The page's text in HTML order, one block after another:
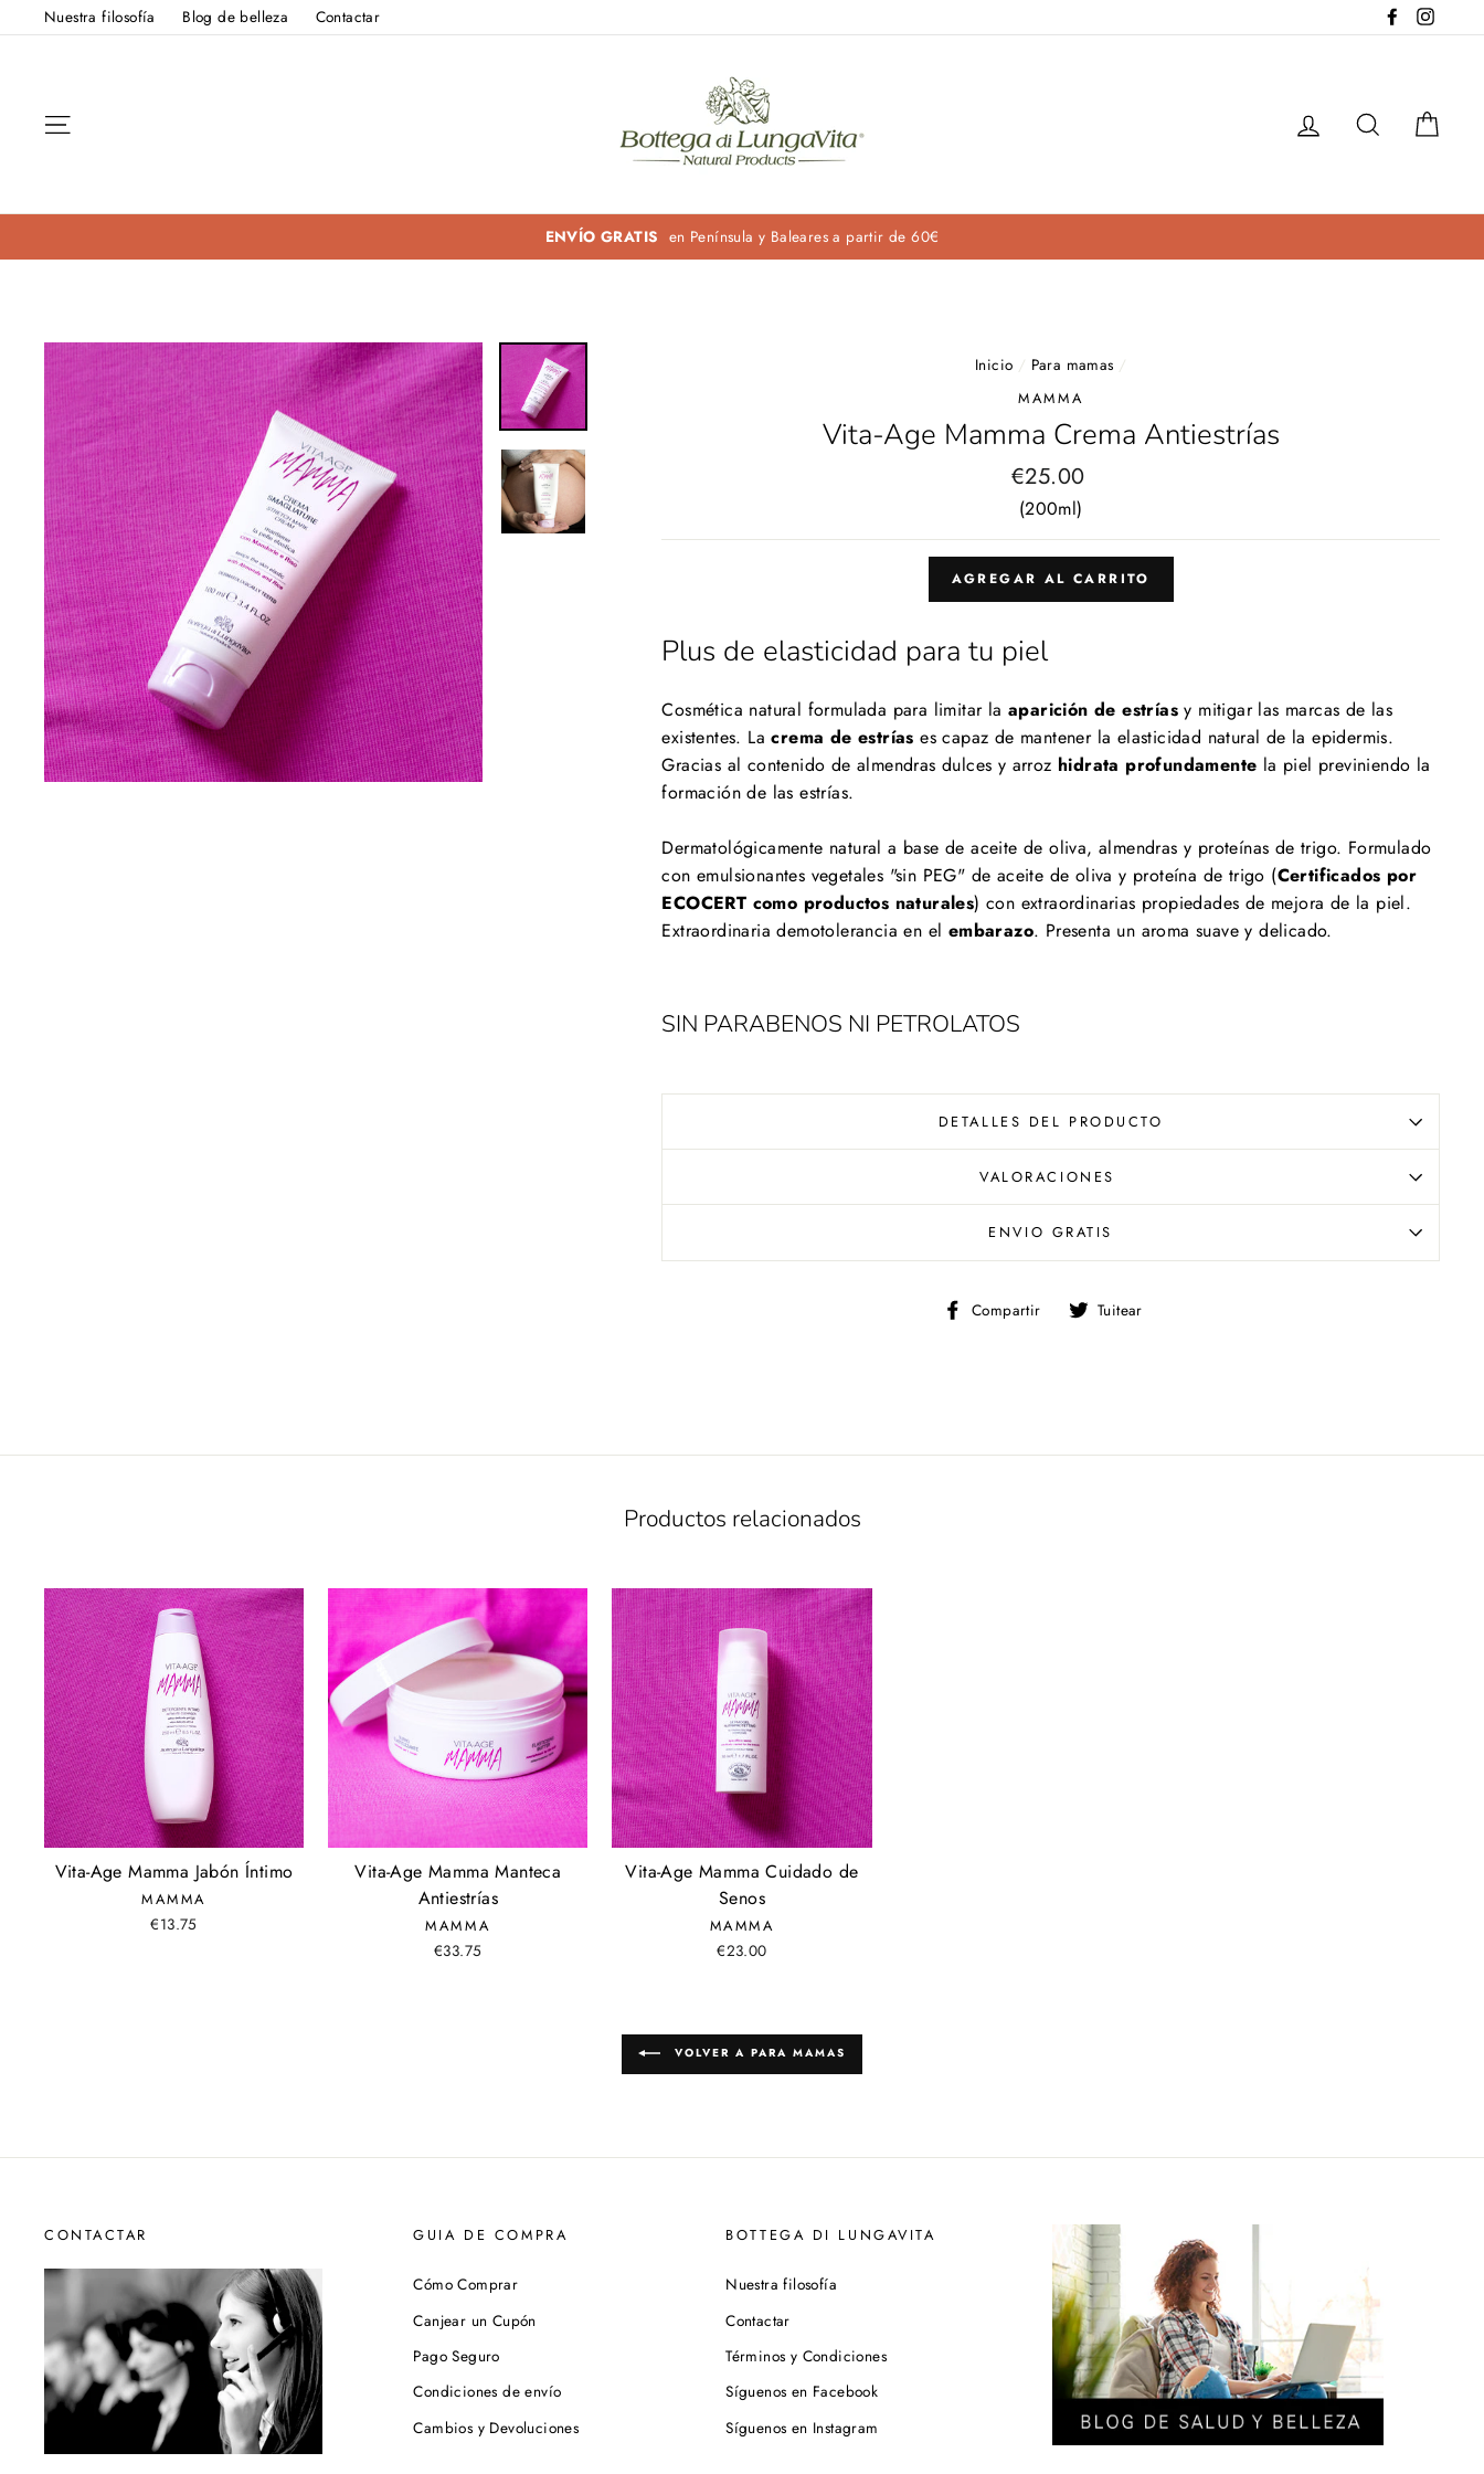
directamente
Nuestra filosofía Blog de belleza Contactar Facebook
Ingresar Buscar
ENVÍO GRATIS en Península y Baleares a partir de 60€
Inicio / Para mamas /
MAMMA
Vita-Age Mamma Crema Antiestrías
€25.00
(200ml)
AGREGAR AL CARRITO
Plus de elasticidad para tu piel
Cosmética natural formulada para limitar la aparición de estrías y mitigar las marcas de las
existentes. Lacrema de estrías es capaz de mantener la elasticidad natural de la epidermis.
Gracias al contenido de almendras dulces y arroz hidrata profundamente la piel previniendo la
formación de las estrías.
Dermatológicamente natural a base de aceite de oliva, almendras y proteínas de trigo. Formulado
con emulsionantes vegetales "sin PEG" de aceite de oliva y proteína de trigo (Certificados por
ECOCERT como productos naturales) con extraordinarias propiedades de mejora de la piel.
Extraordinaria demotolerancia en el embarazo. Presenta un aroma suave y delicado.
SIN PARABENOS NI PETROLATOS
DETALLES DEL PRODUCTO
VALORACIONES
ENVIO GRATIS
Compartir Compartir
Tuitear
Productos relacionados
Vita-Age Mamma Jabón Íntimo
MAMMA
€13.75
Vita-Age Mamma Manteca
Antiestrías
MAMMA
€33.75
Vita-Age Mamma Cuidado de
Senos
MAMMA
€23.00
VOLVER A PARA MAMAS
CONTACTAR GUIA DE COMPRA
Cómo Comprar
Canjear un Cupón
Pago Seguro
Condiciones de envío
Cambios y Devoluciones
BOTTEGA DI LUNGAVITA
Nuestra filosofía
Contactar
Términos y Condiciones
Síguenos en Facebook
Síguenos en Instagram